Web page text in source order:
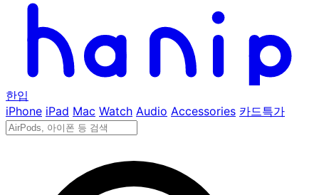
한입
iPhone iPad Mac Watch Audio Accessories 카드특가